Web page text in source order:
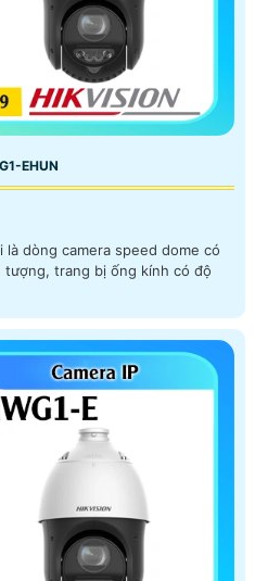
EHUN
là dòng camera speed dome có
tượng, trang bị ống kính có độ